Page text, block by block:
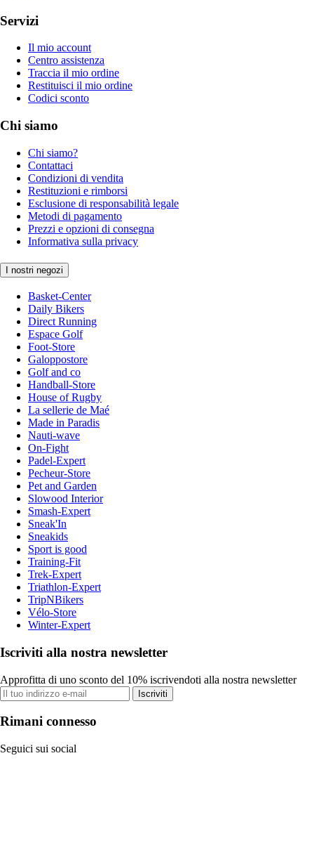
Servizi
Il mio account
Centro assistenza
Traccia il mio ordine
Restituisci il mio ordine
Codici sconto
Chi siamo
Chi siamo?
Contattaci
Condizioni di vendita
Restituzioni e rimborsi
Esclusione di responsabilità legale
Metodi di pagamento
Prezzi e opzioni di consegna
Informativa sulla privacy
I nostri negozi
Basket-Center
Daily Bikers
Direct Running
Espace Golf
Foot-Store
Galoppostore
Golf and co
Handball-Store
House of Rugby
La sellerie de Maé
Made in Paradis
Nauti-wave
On-Fight
Padel-Expert
Pecheur-Store
Pet and Garden
Slowood Interior
Smash-Expert
Sneak'In
Sneakids
Sport is good
Training-Fit
Trek-Expert
Triathlon-Expert
TripNBikers
Vélo-Store
Winter-Expert
Iscriviti alla nostra newsletter
Approfitta di uno sconto del 10% iscrivendoti alla nostra newsletter
Iscriviti
Rimani connesso
Seguici sui social